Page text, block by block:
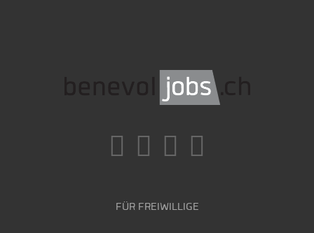
FÜR FREIWILLIGE